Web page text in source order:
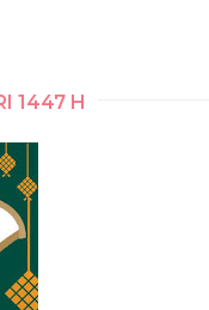
1447 H